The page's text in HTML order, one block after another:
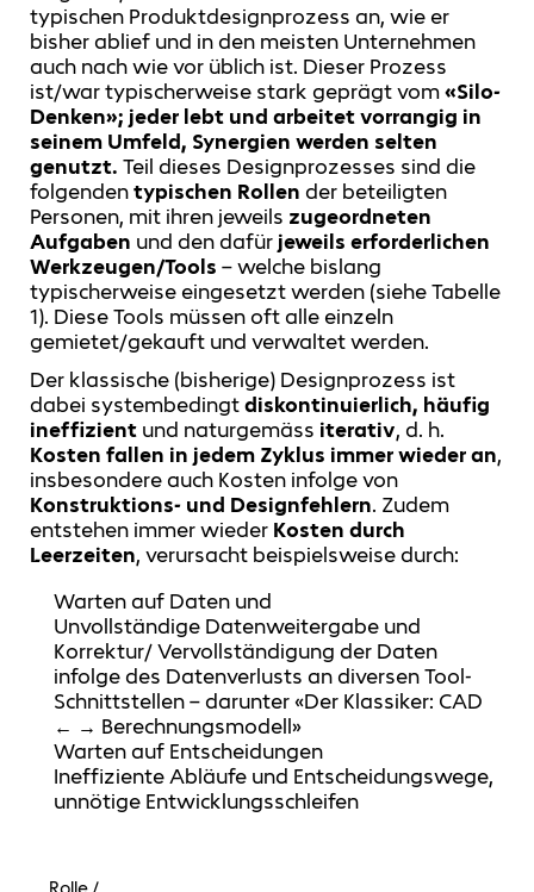
typischen Produktdesignprozess an, wie er
bisher ablief und in den meisten Unternehmen
auch nach wie vor üblich ist. Dieser Prozess
ist/war typischerweise stark geprägt vom«Silo-
Denken»; jeder lebt und arbeitet vorrangig in
seinem Umfeld, Synergien werden selten
genutzt. Teil dieses Designprozesses sind die
folgendentypischen Rollen der beteiligten
Personen, mit ihren jeweils zugeordneten
Aufgaben und den dafür jeweils erforderlichen
Werkzeugen/Tools – welche bislang
typischerweise eingesetzt werden (siehe Tabelle
1). Diese Tools müssen oft alle einzeln
gemietet/gekauft und verwaltet werden.
Der klassische (bisherige) Designprozess ist
dabei systembedingtdiskontinuierlich, häufig
ineffizient und naturgemäss iterativ, d. h.
Kosten fallen in jedem Zyklus immer wiederan,
insbesondere auch Kosten infolge von
Konstruktions- und Designfehlern. Zudem
entstehen immer wieder Kosten durch
Leerzeiten, verursacht beispielsweise durch:
Warten auf Daten und
Unvollständige Datenweitergabe und
Korrektur/ Vervollständigung der Daten
infolge des Datenverlusts an diversen Tool-
Schnittstellen – darunter «Der Klassiker: CAD
← → Berechnungsmodell»
Warten auf Entscheidungen
Ineffiziente Abläufe und Entscheidungswege,
unnötige Entwicklungsschleifen